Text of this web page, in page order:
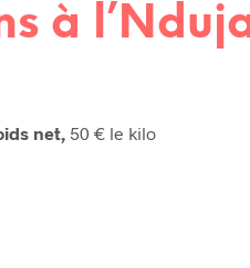
à
net, 50 € le kilo